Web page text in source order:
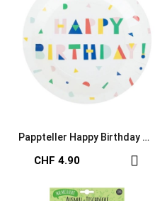
Pappteller Happy Birthday My
CHF 4.90